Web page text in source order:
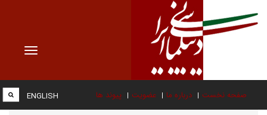
Toggle
صفحه نخست درباره ما عضویت پیوند ها ENGLISH